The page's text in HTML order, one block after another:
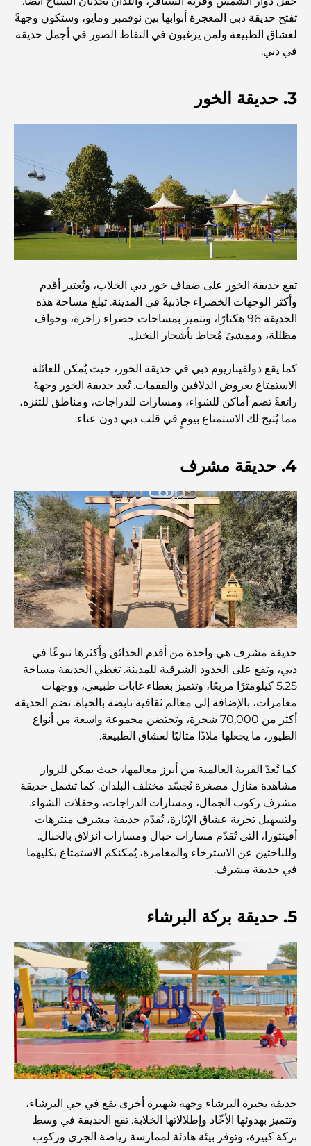
اكتشف ممشى نخلة جميرا: جولة بين الفخامة والإطلالات الخلابة
أفضل المناطق للسكن في دبي مع العائلة: اكتشف أفضل
أشياء يمكنك القيام بها في وسط مدينة دبي: دليلك الشامل
أفضل أماكن الإفطار في دبي: أفضل 7 أماكن لا تُضاهى لتجربة
إفطار رمضاني لا يُنسى
المقاهي في منطقة الخليج التجاري: مزيج مثالي من القهوة
مطاعم دبي الحائزة على نجمة ميشلان: جولة مغامرة لعشاق
الطعام
استكشاف مطاعم جميرا جولف إستيتس: دليل الطهي
Dubai Horse Racing: Where Tradition Meets
Global Competition
المقاهي في نخلة جميرا: دليل لأفضل أماكن القهوة وأسلوب
الحياة في الجزيرة
أفضل وجبات الإفطار في دبي: اختياراتي المفضلة لعام 2026
كيفية الحصول على قرض عقاري في دبي: الدليل الشامل
مخطط تلال الغاف الرئيسي: معيار جديد للحياة المتكاملة في
دبي
منازل متوافقة مع مبادئ فاستو: دليل عملي لتحقيق التوازن
والانسجام
أفضل شركات تنسيق الحدائق في دبي: تحويل المساحات
الخارجية
أفضل شركات نقل الأثاث في دبي: دليل شامل
نخلة جبل علي مقابل نخلة جميرا: مقارنة واضحة لمشتري
العقارات الأذكياء
اكتشف جزيرة القمر في دبي: دليلك الأمثل
استكشاف المواقع التاريخية في دبي: رحلة عبر الزمن
أفضل 7 مطاعم في خور دبي لتناول الطعام فيها
أفضل المدارس في دبي مارينا: دليل مناسب للعائلات
مطاعم في دبي هيلز: أفضل أماكن تناول الطعام في مركز متنامٍ
أفضل ملاعب الجولف للبطولات في دبي
تفتح حديقة دبي المعجزة أبوابها بين نوفمبر ومايو، وستكون وجهةً
لعشاق الطبيعة ولمن يرغبون في التقاط الصور في أجمل حديقة
في دبي.
3. حديقة الخور
تقع حديقة الخور على ضفاف خور دبي الخلاب، وتُعتبر أقدم
وأكثر الوجهات الخضراء جاذبيةً في المدينة. تبلغ مساحة هذه
الحديقة 96 هكتارًا، وتتميز بمساحات خضراء زاخرة، وحواف
مظللة، وممشىً مُحاط بأشجار النخيل.
كما يقع دولفيناريوم دبي في حديقة الخور، حيث يُمكن للعائلة
الاستمتاع بعروض الدلافين والفقمات. تُعد حديقة الخور وجهةً
رائعةً تضم أماكن للشواء، ومسارات للدراجات، ومناطق للتنزه،
مما يُتيح لك الاستمتاع بيومٍ في قلب دبي دون عناء.
4. حديقة مشرف
حديقة مشرف هي واحدة من أقدم الحدائق وأكثرها تنوعًا في
دبي، وتقع على الحدود الشرقية للمدينة. تغطي الحديقة مساحة
5.25 كيلومترًا مربعًا، وتتميز بغطاء غابات طبيعي، ووجهات
مغامرات، بالإضافة إلى معالم ثقافية نابضة بالحياة. تضم الحديقة
أكثر من 70,000 شجرة، وتحتضن مجموعة واسعة من أنواع
الطيور، ما يجعلها ملاذًا مثاليًا لعشاق الطبيعة.
كما تُعدّ القرية العالمية من أبرز معالمها، حيث يمكن للزوار
مشاهدة منازل مصغرة تُجسّد مختلف البلدان. ​​كما تشمل حديقة
مشرف ركوب الجمال، ومسارات الدراجات، وحفلات الشواء.
ولتسهيل تجربة عشاق الإثارة، تُقدّم حديقة مشرف منتزهات
أفينتورا، التي تُقدّم مسارات حبال ومسارات انزلاق بالحبال.
وللباحثين عن الاسترخاء والمغامرة، يُمكنكم الاستمتاع بكليهما
في حديقة مشرف.
5. حديقة بركة البرشاء
حديقة بحيرة البرشاء وجهة شهيرة أخرى تقع في حي البرشاء،
وتتميز بهدوئها الأخّاذ وإطلالاتها الخلابة. تقع الحديقة في وسط
بركة كبيرة، وتوفر بيئة هادئة لممارسة رياضة الجري وركوب